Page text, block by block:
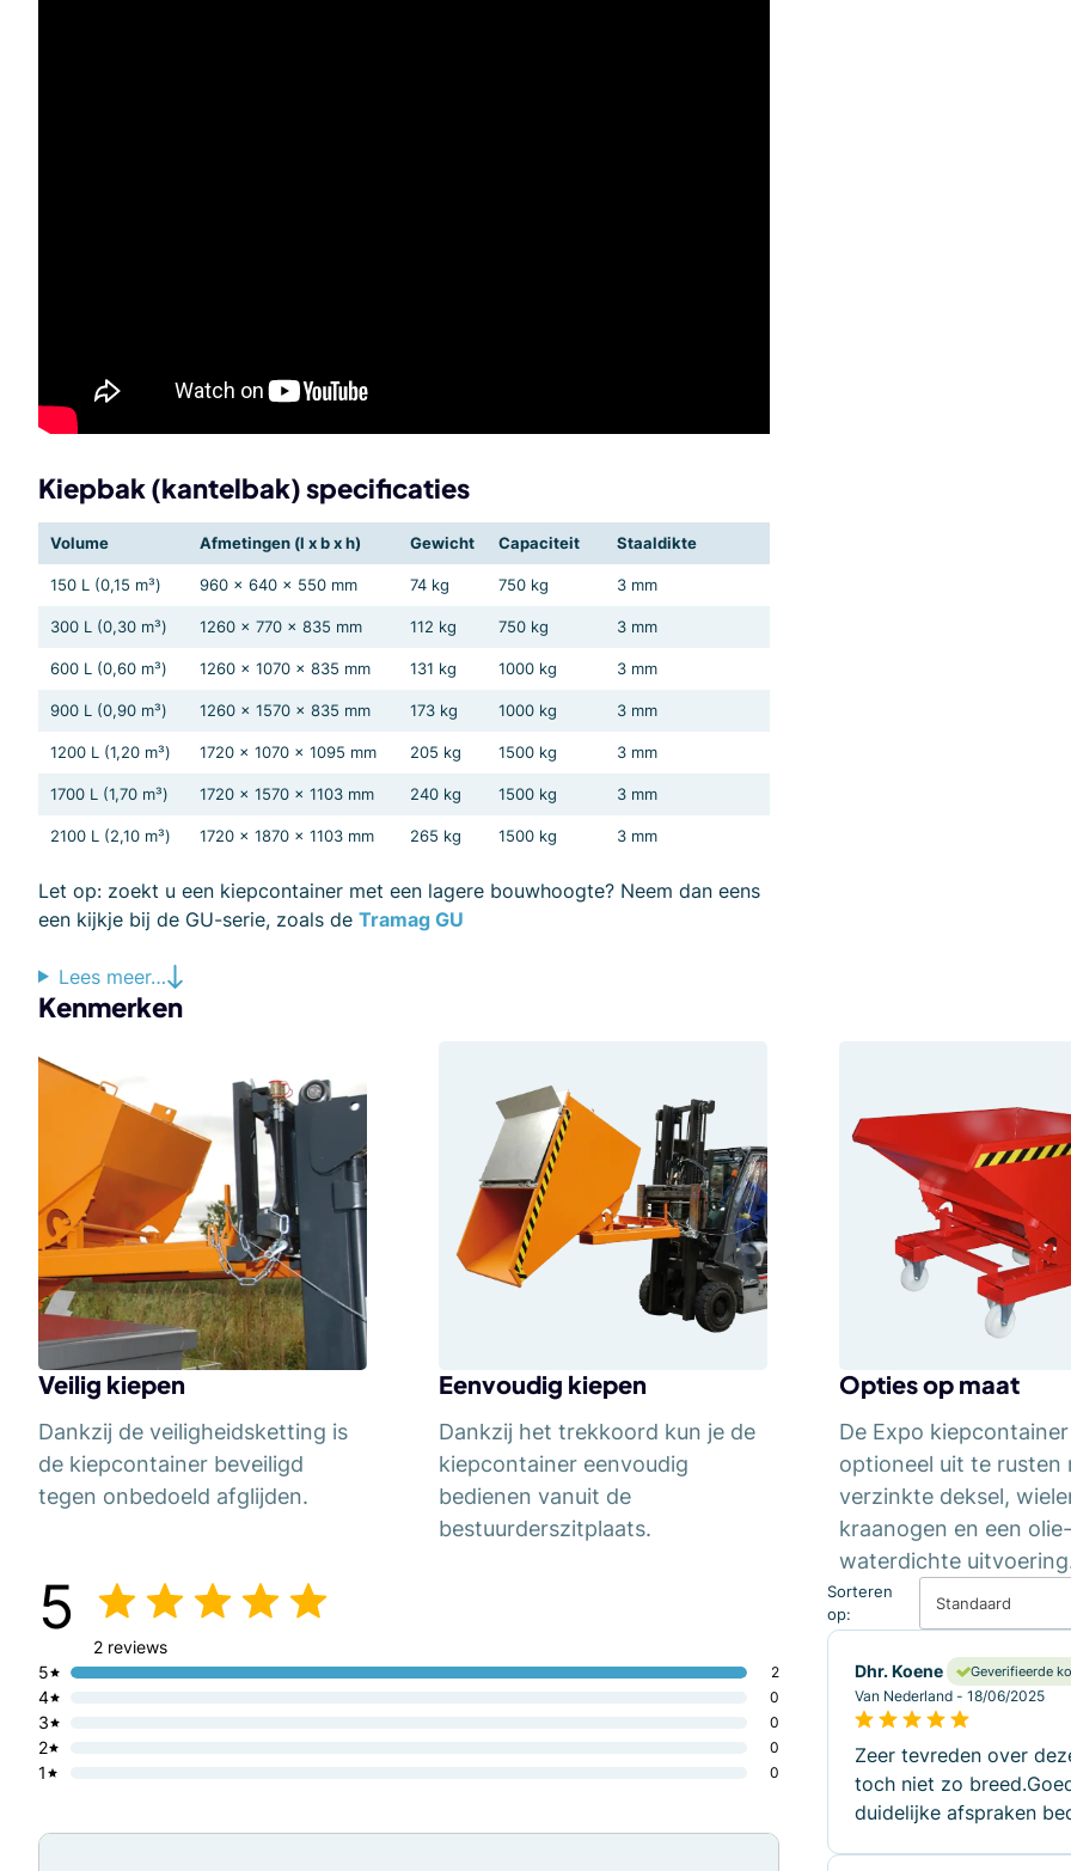
Kiepbak (kantelbak) specificaties
Volume Afmetingen (l x b x h) Gewicht Capaciteit Staaldikte
150 L (0,15 m³) 960 x 640 x 550 mm 74 kg 750 kg 3 mm
300 L (0,30 m³) 1260 x 770 x 835 mm 112 kg 750 kg 3 mm
600 L (0,60 m³) 1260 x 1070 x 835 mm 131 kg 1000 kg 3 mm
900 L (0,90 m³) 1260 x 1570 x 835 mm 173 kg 1000 kg 3 mm
1200 L (1,20 m³) 1720 x 1070 x 1095 mm 205 kg 1500 kg 3 mm
1700 L (1,70 m³) 1720 x 1570 x 1103 mm 240 kg 1500 kg 3 mm
2100 L (2,10 m³) 1720 x 1870 x 1103 mm 265 kg 1500 kg 3 mm
Let op: zoekt u een kiepcontainer met een lagere bouwhoogte? Neem dan eens
een kijkje bij de GU-serie, zoals de Tramag GU
Lees meer…
5
2 reviews
1 0
2 0
3 0
4 0
5 2
Sorteren
op:
Standaard
Dhr. Koene Geverifieerde
Van Nederland - 18/06/2025
Zeer tevreden over
toch niet zo
duidelijke afspraken
Kenmerken
Veilig kiepen
Dankzij de veiligheidsketting is
de kiepcontainer beveiligd
tegen onbedoeld afglijden.
Eenvoudig kiepen
Dankzij het trekkoord kun je de
kiepcontainer eenvoudig
bedienen vanuit de
bestuurderszitplaats.
Opties op maat
De Expo
optioneel uit te rusten
verzinkte deksel,
kraanogen en een
waterdichte